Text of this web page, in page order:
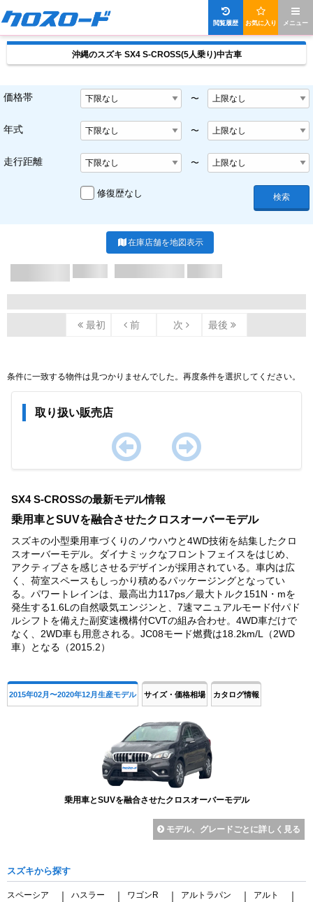
メニュー
お気に入り
閲覧履歴
沖縄のスズキ SX4 S-CROSS(5人乗り)中古車
価格帯 〜
年式 〜
走行距離 〜
修復歴なし 検索
在庫店舗を地図表示
最初 前 次 最後
条件に一致する物件は見つかりませんでした。再度条件を選択してください。
取り扱い販売店
of
0
SX4 S-CROSSの最新モデル情報
乗用車とSUVを融合させたクロスオーバーモデル
スズキの小型乗用車づくりのノウハウと4WD技術を結集したクロ
スオーバーモデル。ダイナミックなフロントフェイスをはじめ、
アクティブさを感じさせるデザインが採用されている。車内は広
く、荷室スペースもしっかり積めるパッケージングとなってい
る。パワートレインは、最高出力117ps／最大トルク151N・mを
発生する1.6Lの自然吸気エンジンと、7速マニュアルモード付パド
ルシフトを備えた副変速機構付CVTの組み合わせ。4WD車だけで
なく、2WD車も用意される。JC08モード燃費は18.2km/L（2WD
車）となる（2015.2）
2015年02月〜2020年12月生産モデル サイズ・価格相場 カタログ情報
乗用車とSUVを融合させたクロスオーバーモデル
モデル、グレードごとに詳しく見る
スズキから探す
スペーシア ハスラー ワゴンR アルトラパン アルト